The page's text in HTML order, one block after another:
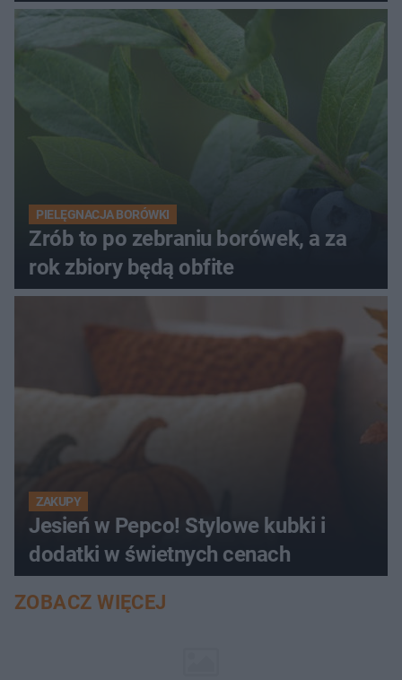
PIELĘGNACJA BORÓWKI
Zrób to po zebraniu borówek, a za
rok zbiory będą obfite
ZAKUPY
Jesień w Pepco! Stylowe kubki i
dodatki w świetnych cenach
ZOBACZ WIĘCEJ